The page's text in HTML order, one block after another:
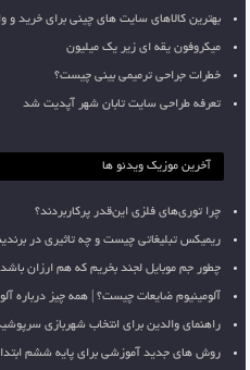
بهترین کالاهای سایت های چینی برای خرید و
میکروفون یقه ای زیر یک میلیون
خطرات جراحی ترمیمی بینی چیست؟
تعرفه طراحی سایت تابان شهر آپدیت شد
آخرین موزیک ویدئو ها
چرا توری‌های فلزی این‌قدر پرکاربردند؟
ریمیکس تبلیغاتی چیست و چه تاثیری در
چطور جم موبایل لجند بخریم که هم ارزان
آلومینیوم ضایعات چیست؟ | همه چیز درباره
راهنمای والدین برای انتخاب شهربازی
روش های جدید آموزشی برای پایه ششم